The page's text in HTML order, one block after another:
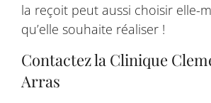
la reçoit peut aussi choisir elle-
qu’elle souhaite réaliser !
Contactez la Clinique
Arras